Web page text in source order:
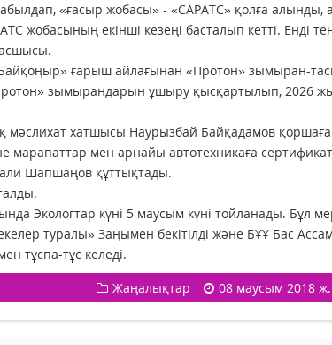
«ғасыр жобасы» - «САРАТС» қолға
жобасының екінші кезеңі басталып кетті. Енді
«Байқоңыр» ғарыш айлағынан «Протон» зымыран-
зымырандарын ұшыру қысқартылып, 2026
хатшысы Наурызбай Байқадамов
марапаттар мен арнайы автотехникаға
Шапшаңов құттықтады.
Экологтар күні 5 маусым күні тойланады. Бұл
туралы» Заңымен бекітілді және БҰҰ Бас
тұспа-тұс келеді.
Жаңалықтар
08 маусым 2018 ж.